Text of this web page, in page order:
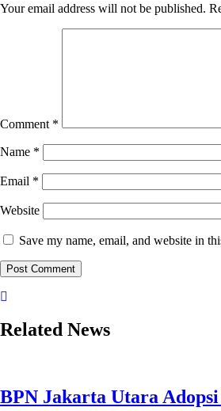
Your email address will not be published.
Comment *
Name *
Email *
Website
Save my name, email, and website in
Related News
BPN Jakarta Utara